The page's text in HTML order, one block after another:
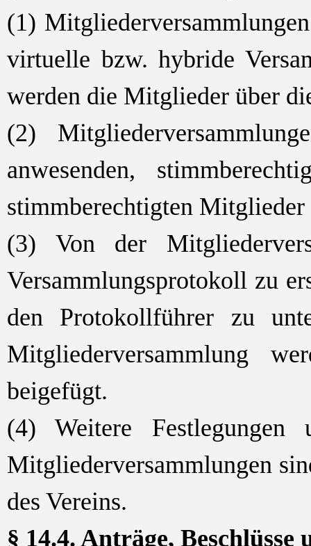
(1)
virtuelle bzw. hybride
werden die Mitglieder über
(2)
anwesenden,
stimmberechtigten Mitglieder
(3) Von der
Versammlungsprotokoll zu
den Protokollführer zu
Mitgliederversammlung
beigefügt.
(4) Weitere
Mitgliederversammlungen
des Vereins.
§ 14.4. Anträge, Beschlüsse